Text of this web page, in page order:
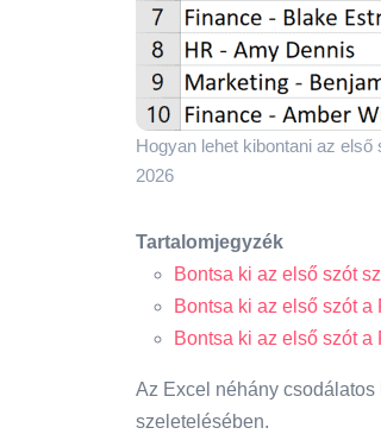
Hogyan lehet kibontani az
2026
Tartalomjegyzék
Bontsa ki az első szót
Bontsa ki az első szót
Bontsa ki az első szót a
Az Excel néhány
szeletelésében.